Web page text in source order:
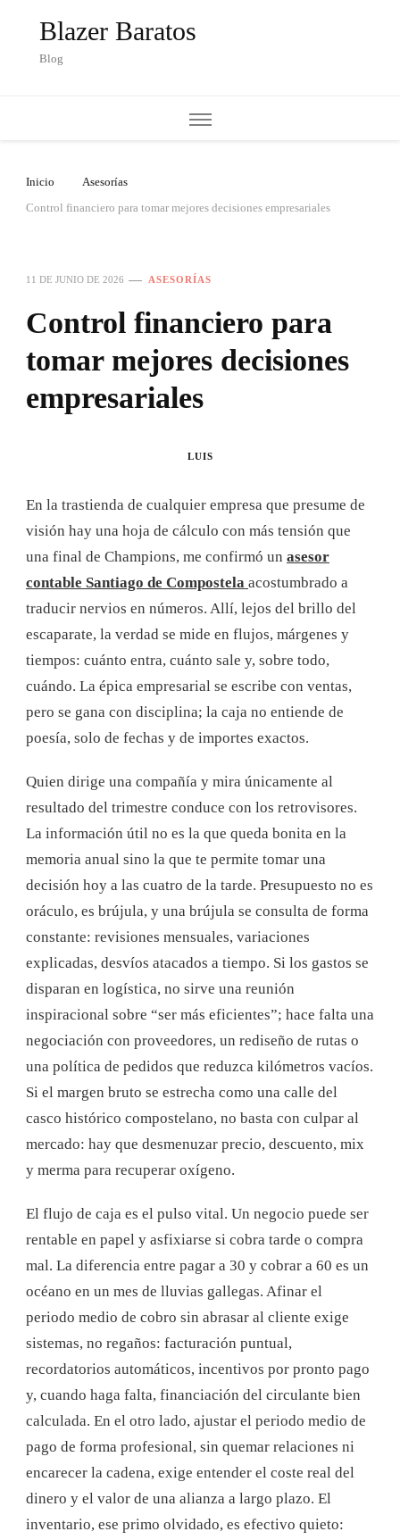
Blazer Baratos
Blog
Inicio
Asesorías
Control financiero para tomar mejores decisiones empresariales
11 DE JUNIO DE 2026 ASESORÍAS
Control financiero para
tomar mejores decisiones
empresariales
LUIS
En la trastienda de cualquier empresa que presume de
visión hay una hoja de cálculo con más tensión que
una final de Champions, me confirmó un asesor
contable Santiago de Compostela acostumbrado a
traducir nervios en números. Allí, lejos del brillo del
escaparate, la verdad se mide en flujos, márgenes y
tiempos: cuánto entra, cuánto sale y, sobre todo,
cuándo. La épica empresarial se escribe con ventas,
pero se gana con disciplina; la caja no entiende de
poesía, solo de fechas y de importes exactos.
Quien dirige una compañía y mira únicamente al
resultado del trimestre conduce con los retrovisores.
La información útil no es la que queda bonita en la
memoria anual sino la que te permite tomar una
decisión hoy a las cuatro de la tarde. Presupuesto no es
oráculo, es brújula, y una brújula se consulta de forma
constante: revisiones mensuales, variaciones
explicadas, desvíos atacados a tiempo. Si los gastos se
disparan en logística, no sirve una reunión
inspiracional sobre “ser más eficientes”; hace falta una
negociación con proveedores, un rediseño de rutas o
una política de pedidos que reduzca kilómetros vacíos.
Si el margen bruto se estrecha como una calle del
casco histórico compostelano, no basta con culpar al
mercado: hay que desmenuzar precio, descuento, mix
y merma para recuperar oxígeno.
El flujo de caja es el pulso vital. Un negocio puede ser
rentable en papel y asfixiarse si cobra tarde o compra
mal. La diferencia entre pagar a 30 y cobrar a 60 es un
océano en un mes de lluvias gallegas. Afinar el
periodo medio de cobro sin abrasar al cliente exige
sistemas, no regaños: facturación puntual,
recordatorios automáticos, incentivos por pronto pago
y, cuando haga falta, financiación del circulante bien
calculada. En el otro lado, ajustar el periodo medio de
pago de forma profesional, sin quemar relaciones ni
encarecer la cadena, exige entender el coste real del
dinero y el valor de una alianza a largo plazo. El
inventario, ese primo olvidado, es efectivo quieto: